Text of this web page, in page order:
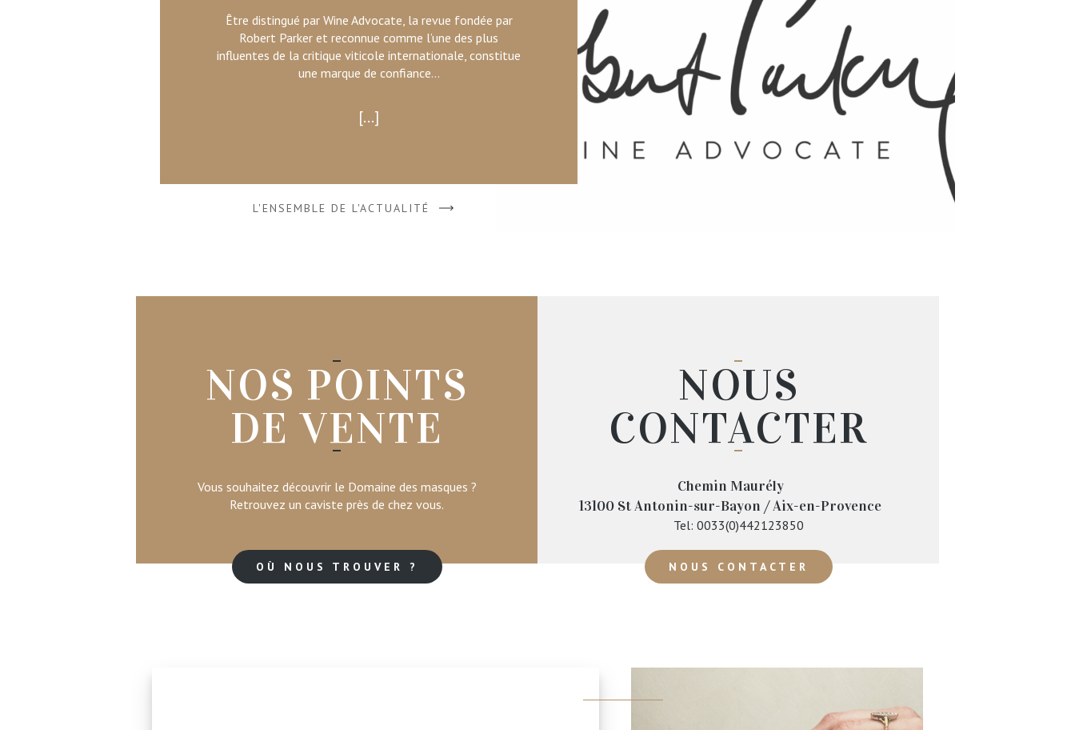
Être distingué par Wine Advocate, la revue fondée par
Robert Parker et reconnue comme l’une des plus
influentes de la critique viticole internationale, constitue
une marque de confiance...
...
L'ENSEMBLE DE L'ACTUALITÉ
NOS POINTS
DE VENTE
Vous souhaitez découvrir le Domaine des masques ?
Retrouvez un caviste près de chez vous.
OÙ NOUS TROUVER ?
NOUS
CONTACTER
Chemin Maurély
13100 St Antonin-sur-Bayon / Aix-en-Provence
Tel: 0033(0)442123850
NOUS CONTACTER